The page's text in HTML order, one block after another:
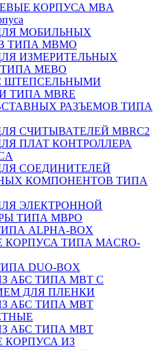
КОРПУСА MBA
МОБИЛЬНЫХ
ТИПА MBMO
ИЗМЕРИТЕЛЬНЫХ
MEBO
ШТЕПСЕЛЬНЫМИ
ТИПА MBRE
РАЗЪЕМОВ ТИПА
СЧИТЫВАТЕЛЕЙ MBRC2
ПЛАТ КОНТРОЛЛЕРА
СОЕДИНИТЕЛЕЙ
КОМПОНЕНТОВ ТИПА
ЭЛЕКТРОННОЙ
ТИПА MBPO
ALPHA-BOX
ТИПА MACRO-
DUO-BOX
АБС ТИПА MBT С
ДЛЯ ПЛЕНКИ
АБС ТИПА MBT
АБС ТИПА MBT
ИЗ